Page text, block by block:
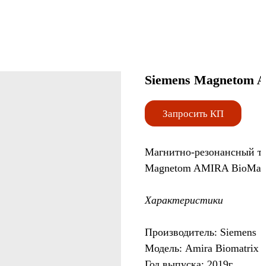
Siemens
Запросить КП
Магнитно-резонансный
Magnetom AMIRA
Характеристики
Производитель: Siemens
Модель: Amira Biomatrix